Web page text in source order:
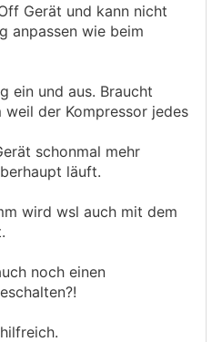
Gerät und kann nicht
anpassen wie beim
ein und aus. Braucht
der Kompressor jedes
schonmal mehr
läuft.
wird wsl auch mit dem
noch einen